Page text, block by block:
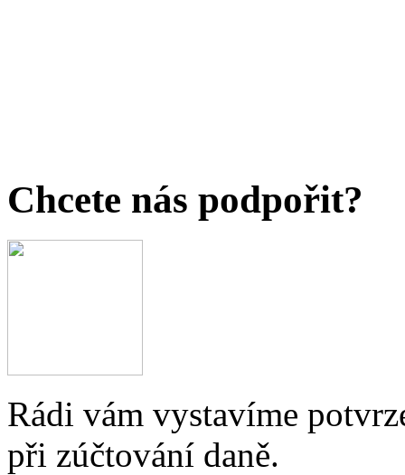
Chcete nás podpořit?
Rádi vám vystavíme
při zúčtování daně.